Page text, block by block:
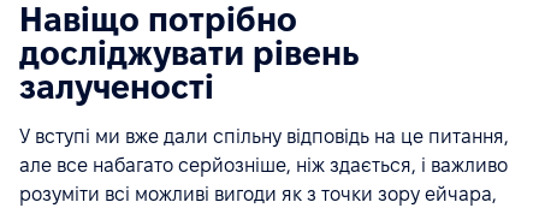
Навіщо потрібно
досліджувати рівень
залученості
У вступі ми вже дали спільну відповідь на це питання,
але все набагато серйозніше, ніж здається, і важливо
розуміти всі можливі вигоди як з точки зору ейчара,